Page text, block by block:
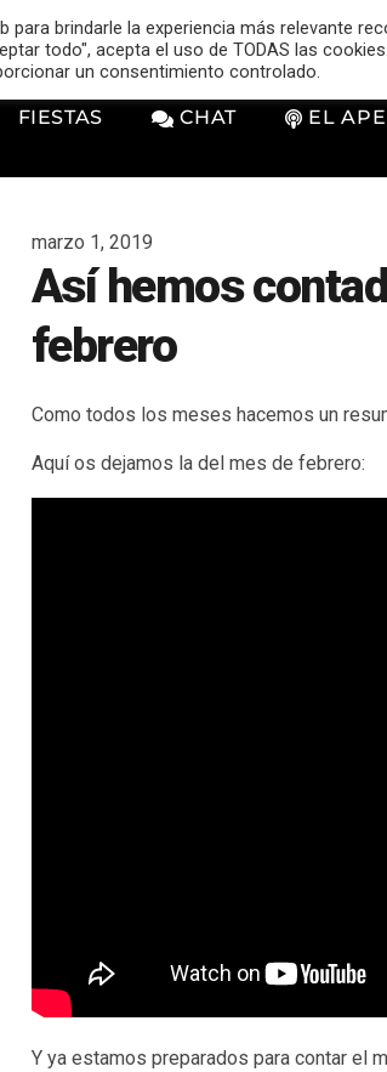
FIESTAS CHAT EL
marzo 1, 2019
Así hemos
febrero
Como todos los meses hacemos un
Aquí os dejamos la del mes de febrero:
Y ya estamos preparados para contar el
brindarle la experiencia más relevante
todo", acepta el uso de TODAS las
un consentimiento controlado.